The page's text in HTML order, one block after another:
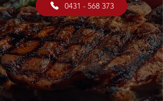
0431 - 568 373